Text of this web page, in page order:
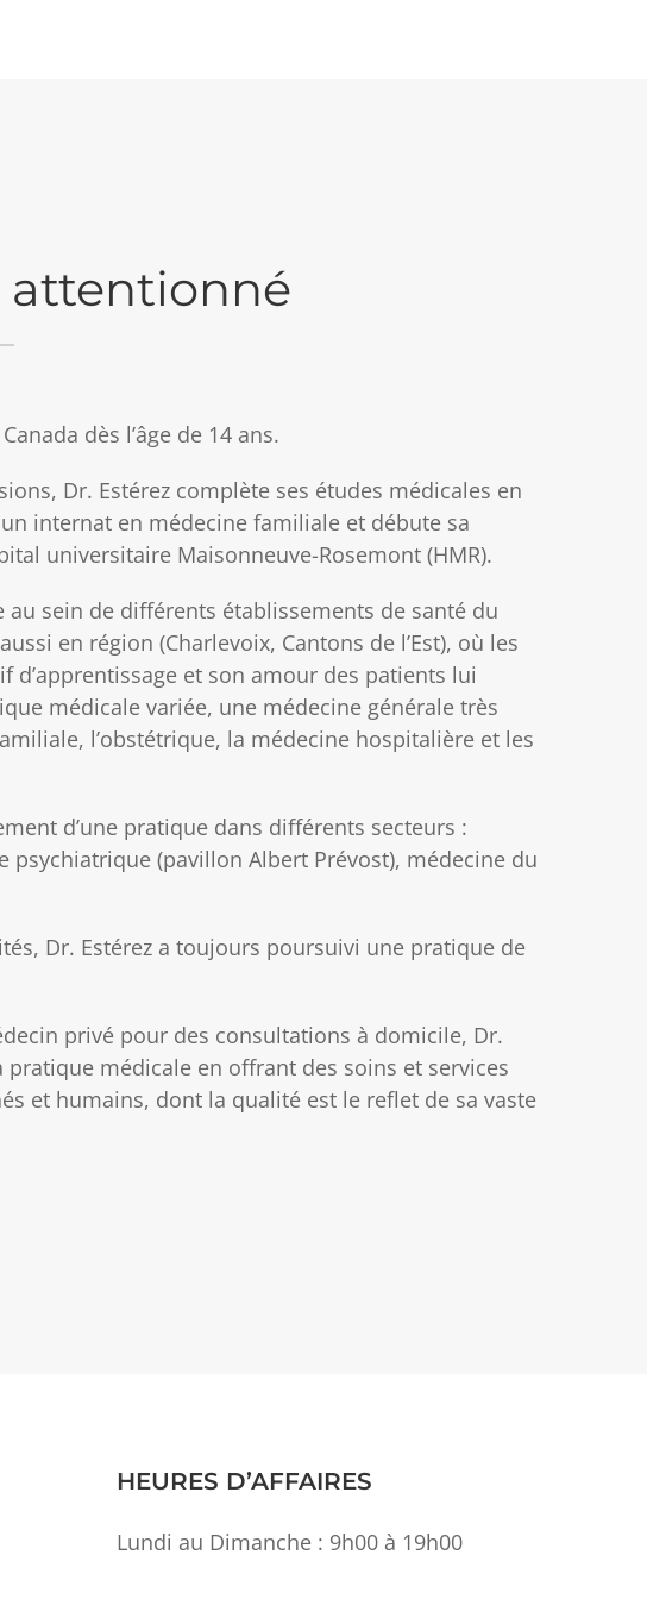
attentionné
dès l’âge de 14 ans.
Dr. Estérez complète ses études médicales en
internat en médecine familiale et débute sa
universitaire Maisonneuve-Rosemont (HMR).
sein de différents établissements de santé du
en région (Charlevoix, Cantons de l’Est), où les
d’apprentissage et son amour des patients lui
médicale variée, une médecine générale très
l’obstétrique, la médecine hospitalière et les
d’une pratique dans différents secteurs :
psychiatrique (pavillon Albert Prévost), médecine du
Dr. Estérez a toujours poursuivi une pratique de
privé pour des consultations à domicile, Dr.
pratique médicale en offrant des soins et services
et humains, dont la qualité est le reflet de sa vaste
HEURES D’AFFAIRES
Lundi au Dimanche : 9h00 à 19h00